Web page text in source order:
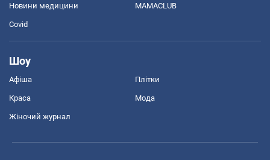
Новини медицини MAMACLUB
Covid
Шоу
Афіша Плітки
Краса Мода
Жіночий журнал